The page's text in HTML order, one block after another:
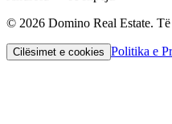
© 2026 Domino Real Estate.
Cilësimet e cookies Politika e